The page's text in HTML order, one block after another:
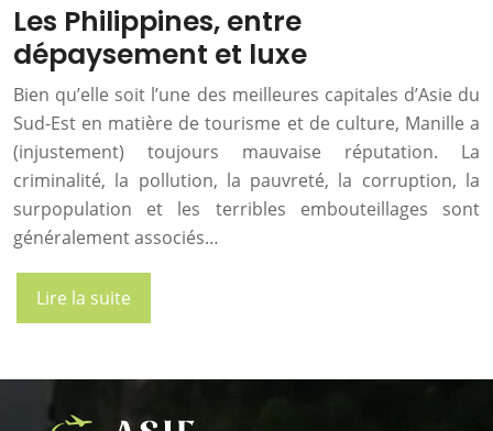
Les Philippines, entre
dépaysement et luxe
Bien qu’elle soit l’une des meilleures capitales d’Asie du
Sud-Est en matière de tourisme et de culture, Manille a
(injustement) toujours mauvaise réputation. La
criminalité, la pollution, la pauvreté, la corruption, la
surpopulation et les terribles embouteillages sont
généralement associés…
Lire la suite